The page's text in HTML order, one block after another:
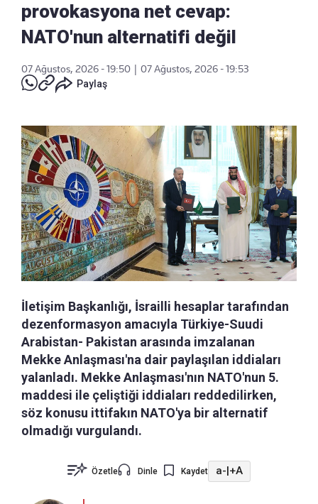
provokasyona net cevap:
NATO'nun alternatifi değil
07 Ağustos, 2026 - 19:50
07 Ağustos, 2026 - 19:53
Paylaş
İletişim Başkanlığı, İsrailli hesaplar tarafından
dezenformasyon amacıyla Türkiye-Suudi
Arabistan- Pakistan arasında imzalanan
Mekke Anlaşması'na dair paylaşılan iddiaları
yalanladı. Mekke Anlaşması'nın NATO'nun 5.
maddesi ile çeliştiği iddiaları reddedilirken,
söz konusu ittifakın NATO'ya bir alternatif
olmadığı vurgulandı.
Özetle Dinle Kaydet a-|+A